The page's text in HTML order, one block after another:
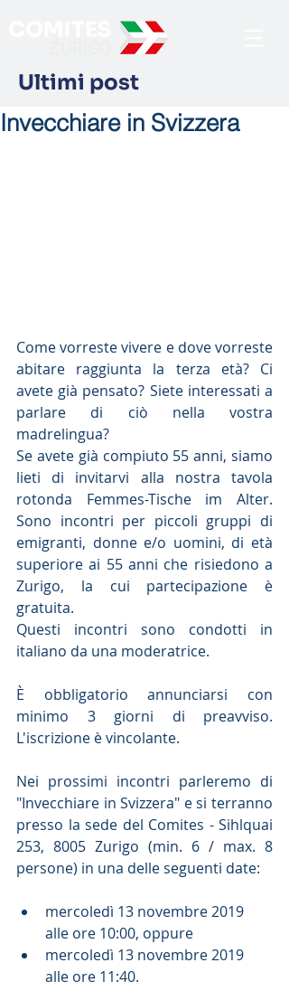
Ultimi post
Invecchiare in Svizzera
Come vorreste vivere e dove vorreste
abitare raggiunta la terza età? Ci
avete già pensato? Siete interessati a
parlare di ciò nella vostra
madrelingua?
Se avete già compiuto 55 anni, siamo
lieti di invitarvi alla nostra tavola
rotonda Femmes-Tische im Alter.
Sono incontri per piccoli gruppi di
emigranti, donne e/o uomini, di età
superiore ai 55 anni che risiedono a
Zurigo, la cui partecipazione è
gratuita.
Questi incontri sono condotti in
italiano da una moderatrice.
È obbligatorio annunciarsi con
minimo 3 giorni di preavviso.
L'iscrizione è vincolante.
Nei prossimi incontri parleremo di
"Invecchiare in Svizzera" e si terranno
presso la sede del Comites - Sihlquai
253, 8005 Zurigo (min. 6 / max. 8
persone) in una delle seguenti date:
mercoledì 13 novembre 2019
alle ore 10:00, oppure
mercoledì 13 novembre 2019
alle ore 11:40.